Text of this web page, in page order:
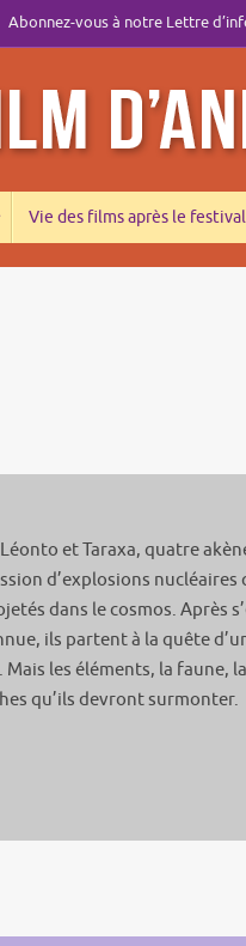
Abonnez-vous à notre Lettre
Vie des films après le festival
et Taraxa, quatre
d’explosions
dans le cosmos. Après
ils partent à la quête
Mais les éléments, la faune,
qu’ils devront surmonter.